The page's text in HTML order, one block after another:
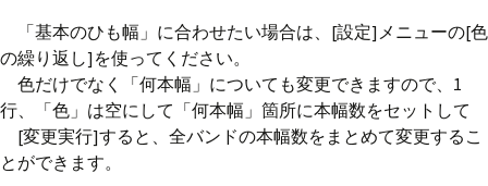
「基本のひも幅」に合わせたい場合は、[設定]メニューの[色
の繰り返し]を使ってください。
色だけでなく「何本幅」についても変更できますので、1
行、「色」は空にして「何本幅」箇所に本幅数をセットして
[変更実行]すると、全バンドの本幅数をまとめて変更するこ
とができます。